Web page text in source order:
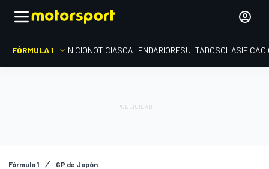
FÓRMULA 1 INICIONOTICIASCALENDARIORESULTADOS
Fórmula 1 GP de Japón